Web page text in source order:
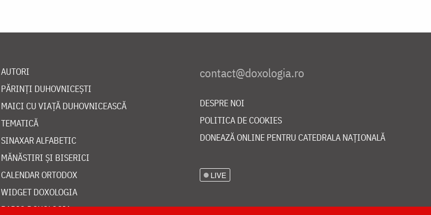
AUTORI
PĂRINȚI DUHOVNICEȘTI
MAICI CU VIAȚĂ DUHOVNICEASCĂ
TEMATICĂ
SINAXAR ALFABETIC
MĂNĂSTIRI ȘI BISERICI
CALENDAR ORTODOX
WIDGET DOXOLOGIA
RADIO DOXOLOGIA
DESPRE NOI
POLITICA DE COOKIES
DONEAZĂ ONLINE PENTRU CATEDRALA NAȚIONALĂ
LIVE